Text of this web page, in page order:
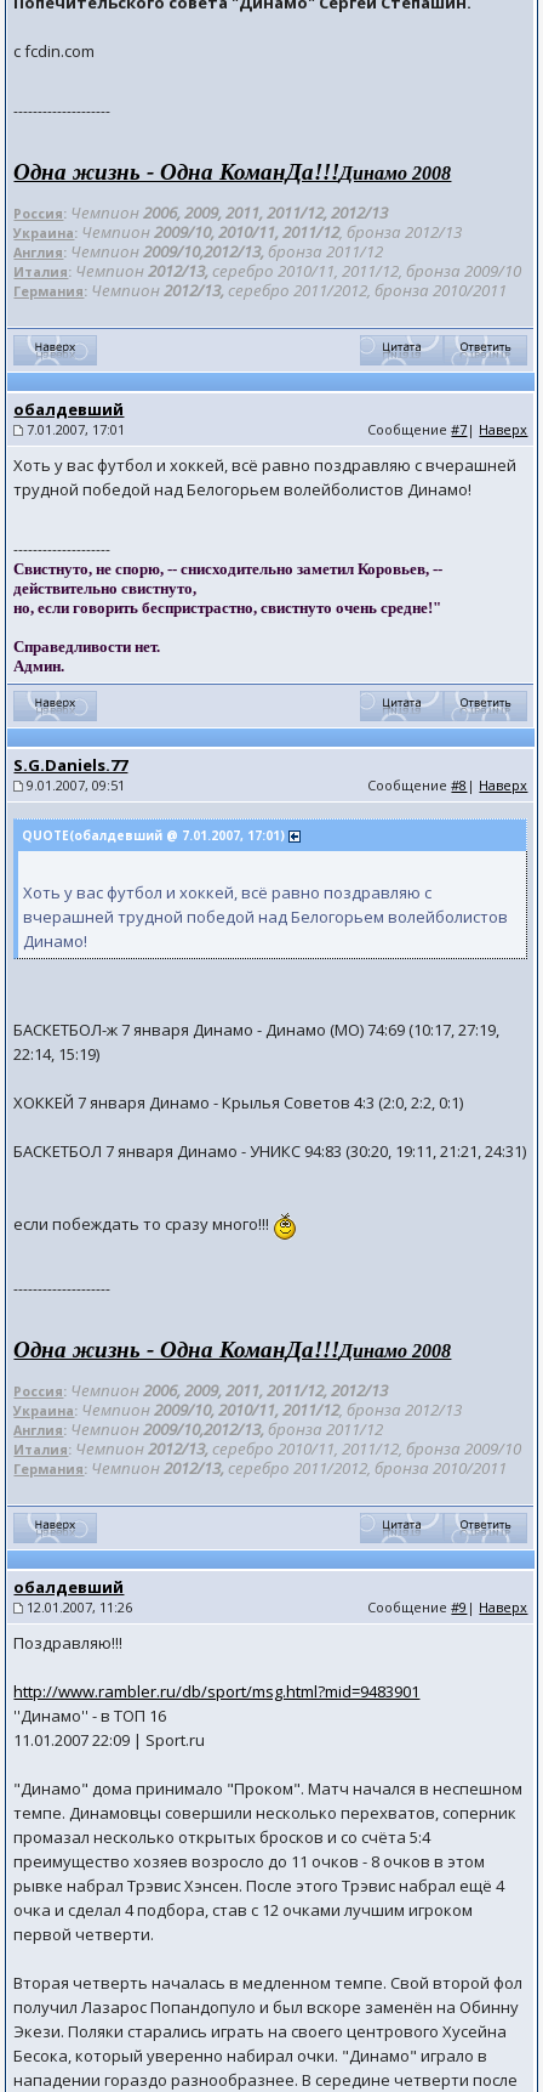
с fcdin.com
--------------------
Одна жизнь - Одна КоманДа!!!Динамо 2008
Россия: Чемпион2006, 2009, 2011, 2011/12, 2012/13
Украина: Чемпион2009/10, 2010/11, 2011/12, бронза 2012/13
Англия: Чемпион2009/10,2012/13, бронза 2011/12
Италия: Чемпион2012/13, серебро 2010/11, 2011/12, бронза 2009/10
Германия: Чемпион2012/13, серебро 2011/2012, бронза 2010/2011
обалдевший
7.01.2007, 17:01 Сообщение#7 | Наверх
Хоть у вас футбол и хоккей, всё равно поздравляю с вчерашней
трудной победой над Белогорьем волейболистов Динамо!
--------------------
Свистнуто, не спорю, -- снисходительно заметил Коровьев, --
действительно свистнуто,
но, если говорить беспристрастно, свистнуто очень средне!"
Справедливости нет.
Админ.
S.G.Daniels.77
9.01.2007, 09:51 Сообщение#8 | Наверх
QUOTE(обалдевший @ 7.01.2007, 17:01)
Хоть у вас футбол и хоккей, всё равно поздравляю с
вчерашней трудной победой над Белогорьем волейболистов
Динамо!
БАСКЕТБОЛ-ж 7 января Динамо - Динамо (МО) 74:69 (10:17, 27:19,
22:14, 15:19)
ХОККЕЙ 7 января Динамо - Крылья Советов 4:3 (2:0, 2:2, 0:1)
БАСКЕТБОЛ 7 января Динамо - УНИКС 94:83 (30:20, 19:11, 21:21, 24:31)
если побеждать то сразу много!!!
--------------------
Одна жизнь - Одна КоманДа!!!Динамо 2008
Россия: Чемпион2006, 2009, 2011, 2011/12, 2012/13
Украина: Чемпион2009/10, 2010/11, 2011/12, бронза 2012/13
Англия: Чемпион2009/10,2012/13, бронза 2011/12
Италия: Чемпион2012/13, серебро 2010/11, 2011/12, бронза 2009/10
Германия: Чемпион2012/13, серебро 2011/2012, бронза 2010/2011
обалдевший
12.01.2007, 11:26 Сообщение#9 | Наверх
Поздравляю!!!
http://www.rambler.ru/db/sport/msg.html?mid=9483901
''Динамо'' - в ТОП 16
11.01.2007 22:09 | Sport.ru
"Динамо" дома принимало "Проком". Матч начался в неспешном
темпе. Динамовцы совершили несколько перехватов, соперник
промазал несколько открытых бросков и со счёта 5:4
преимущество хозяев возросло до 11 очков - 8 очков в этом
рывке набрал Трэвис Хэнсен. После этого Трэвис набрал ещё 4
очка и сделал 4 подбора, став с 12 очками лучшим игроком
первой четверти.
Вторая четверть началась в медленном темпе. Свой второй фол
получил Лазарос Попандопуло и был вскоре заменён на Обинну
Экези. Поляки старались играть на своего центрового Хусейна
Бесока, который уверенно набирал очки. "Динамо" играло в
нападении гораздо разнообразнее. В середине четверти после